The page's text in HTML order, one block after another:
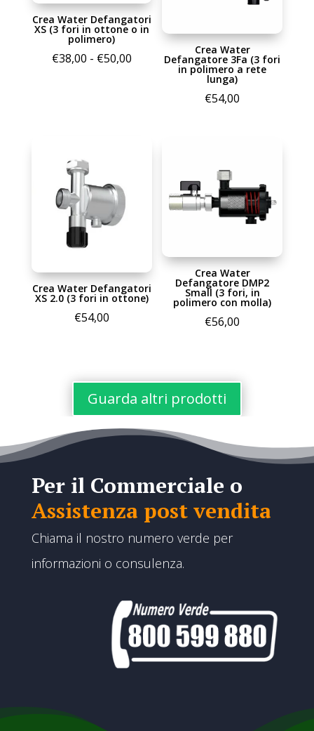
Crea Water Defangatori
XS (3 fori in ottone o in
polimero)
€38,00 - €50,00Fascia
Crea Water
Defangatore 3Fa (3 fori
in polimero a rete
lunga)
€54,00
Crea Water Defangatori
XS 2.0 (3 fori in ottone)
€54,00
Crea Water
Defangatore DMP2
Small (3 fori, in
polimero con molla)
€56,00
Guarda altri prodotti
Per il Commerciale o
Assistenza post vendita
Chiama il nostro numero verde per
informazioni o consulenza.